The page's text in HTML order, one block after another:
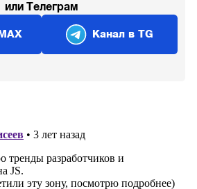
или Телеграм
Канал в TG